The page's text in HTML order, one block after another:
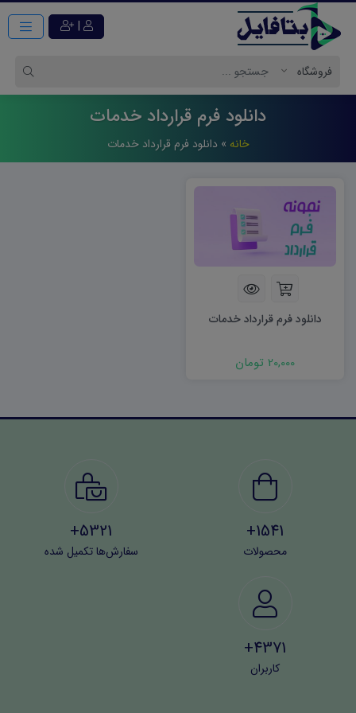
|
دانلود فرم قرارداد خدمات
خانه »دانلود فرم قرارداد خدمات
دانلود فرم قرارداد خدمات
20,000 تومان
1541+
محصولات
5321+
سفارش‌ها تکمیل شده
4371+
کاربران